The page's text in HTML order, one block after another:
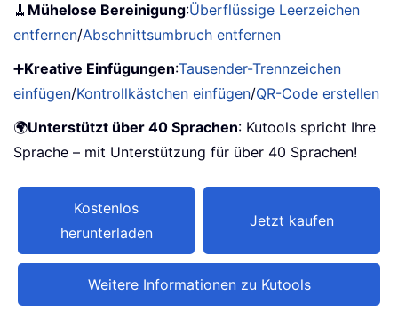
🧹 Mühelose Bereinigung:Überflüssige Leerzeichen
entfernen/Abschnittsumbruch entfernen
➕Kreative Einfügungen:Tausender-Trennzeichen
einfügen/Kontrollkästchen einfügen/QR-Code erstellen
🌍Unterstützt über 40 Sprachen: Kutools spricht Ihre
Sprache – mit Unterstützung für über 40 Sprachen!
Kostenlos
herunterladen
Jetzt kaufen
Weitere Informationen zu Kutools